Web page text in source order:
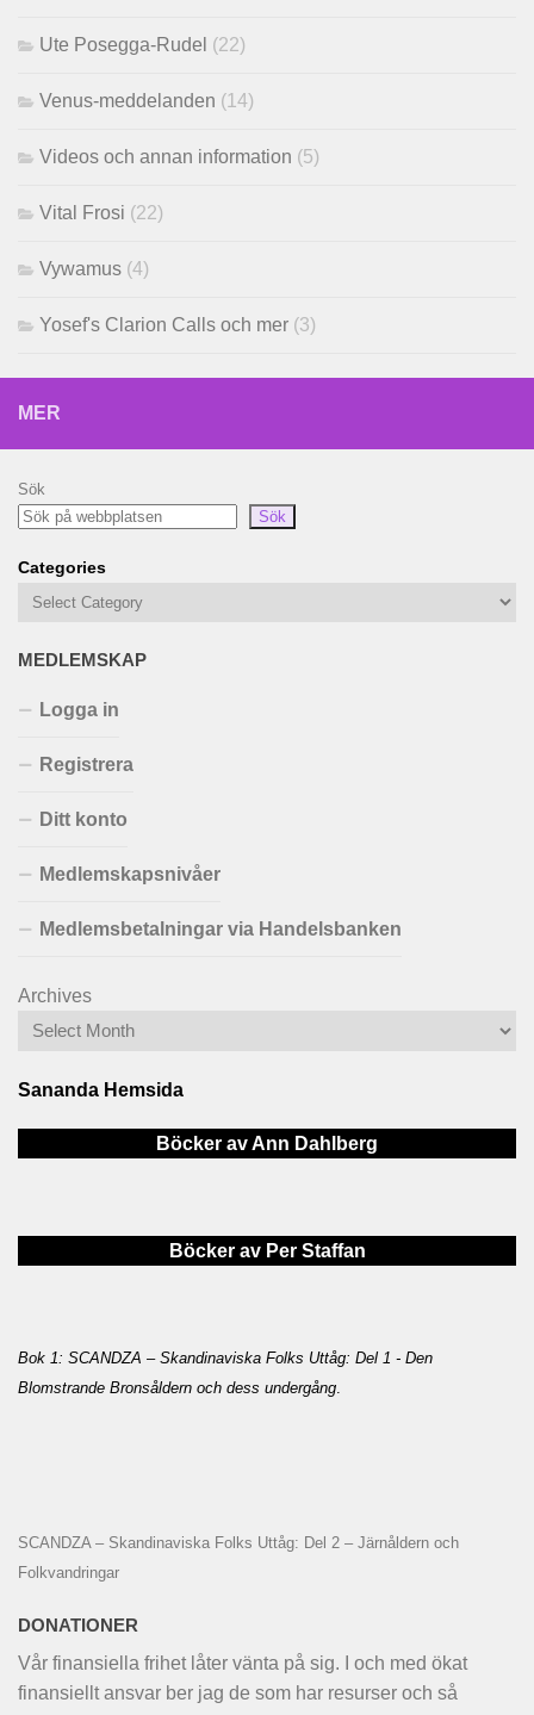
Ute Posegga-Rudel (22)
Venus-meddelanden (14)
Videos och annan information (5)
Vital Frosi (22)
Vywamus (4)
Yosef's Clarion Calls och mer (3)
MER
Sök
Sök
Categories
MEDLEMSKAP
Logga in
Registrera
Ditt konto
Medlemskapsnivåer
Medlemsbetalningar via Handelsbanken
Archives
Sananda Hemsida
Böcker av Ann Dahlberg
Böcker av Per Staffan
Bok 1: SCANDZA – Skandinaviska Folks Uttåg: Del 1 - Den
Blomstrande Bronsåldern och dess undergång
SCANDZA – Skandinaviska Folks Uttåg: Del 2 – Järnåldern och
Folkvandringar
DONATIONER
Vår finansiella frihet låter vänta på sig. I och med ökat
finansiellt ansvar ber jag de som har resurser och så